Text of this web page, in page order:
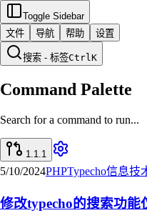
Toggle Sidebar
文件
导航 帮助 设置
搜索 - 标签CtrlK
Command Palette
Search for a command to run...
1.1.1
5/10/2024PHPTypecho信息技
修改typecho的搜索功能